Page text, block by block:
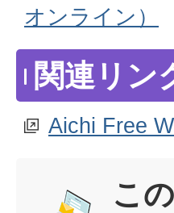
オンライン）
関連リン
Aichi Free
こ